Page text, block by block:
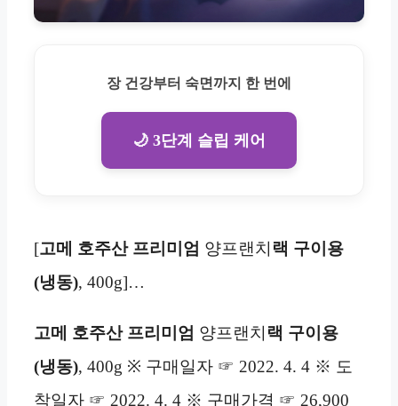
장 건강부터 숙면까지 한 번에
🌙 3단계 슬립 케어
[고메 호주산 프리미엄 양프랜치 랙 구이용
(냉동), 400g]…
고메 호주산 프리미엄 양프랜치 랙 구이용
(냉동), 400g ※ 구매일자 ☞ 2022. 4. 4 ※ 도
착일자 ☞ 2022. 4. 4 ※ 구매가격 ☞ 26,900